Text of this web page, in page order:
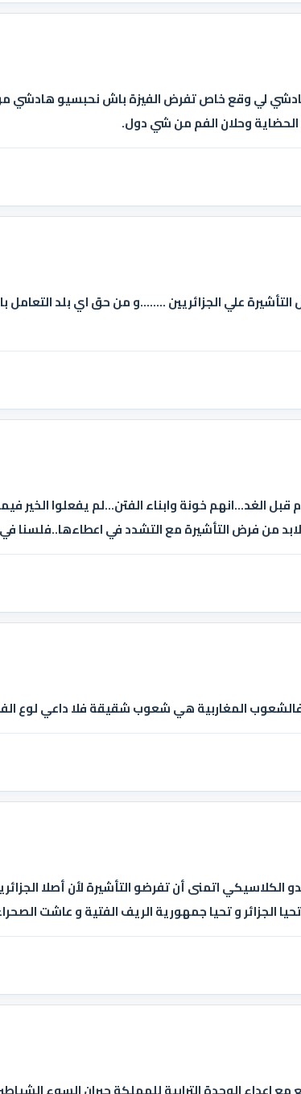
لي وقع خاص تفرض الفيزة باش نحبسيو هادشي
الحضاية وحلان الفم من شي دول.
علي الجزائريين ........و من حق اي بلد التعامل
الغد...انهم خونة وابناء الفتن...لم يفعلوا الخير
من فرض التأشيرة مع التشدد في اعطاءها..فلسنا
فالشعوب المغاربية هي شعوب شقيقة فلا داعي لوع
الكلاسيكي اتمنى أن تفرضو التأشيرة لأن أصلا
الجزائر و تحيا جمهورية الريف الفتية و عاشت